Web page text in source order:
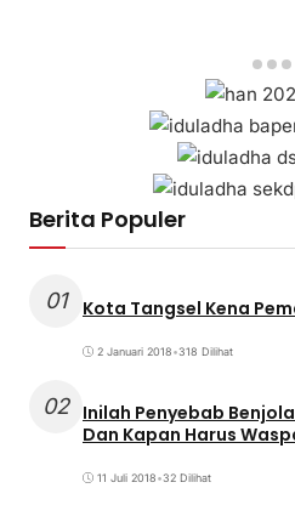
Berita Populer
01 Kota Tangsel Kena
2 Januari 2018•318 Dilihat
02 Inilah Penyebab
Dan Kapan Harus
11 Juli 2018•32 Dilihat